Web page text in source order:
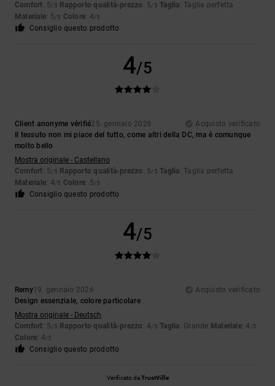
Comfort: 5/5 Rapporto qualità-prezzo : 5/5 Taglia: Taglia perfetta
Materiale: 5/5 Colore: 4/5
Consiglio questo prodotto
4/5
Client anonyme vérifié25. gennaio 2026
Acquisto verificato
Il tessuto non mi piace del tutto, come altri della DC, ma è comunque
molto bello
Mostra originale - Castellano
Comfort: 5/5 Rapporto qualità-prezzo : 5/5 Taglia: Taglia perfetta
Materiale: 4/5 Colore: 5/5
Consiglio questo prodotto
4/5
Remy19. gennaio 2026
Acquisto verificato
Design essenziale, colore particolare
Mostra originale - Deutsch
Comfort: 5/5 Rapporto qualità-prezzo : 4/5 Taglia: Grande Materiale: 4 /5
Colore: 4/5
Consiglio questo prodotto
Verificato daTrustVille